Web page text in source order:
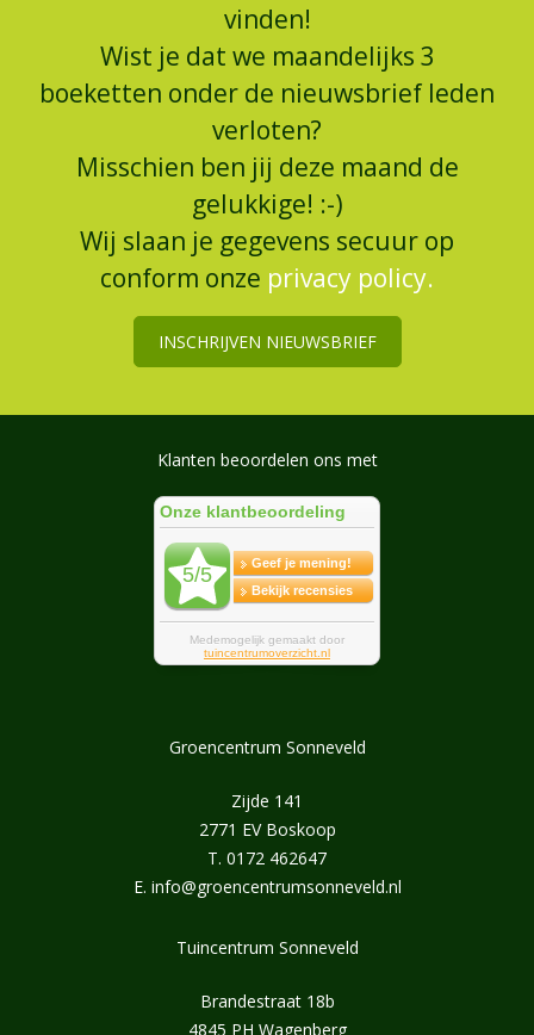
vinden!
Wist je dat we maandelijks 3
boeketten onder de nieuwsbrief leden
verloten?
Misschien ben jij deze maand de
gelukkige! :-)
Wij slaan je gegevens secuur op
conform onze privacy policy.
INSCHRIJVEN NIEUWSBRIEF
Klanten beoordelen ons met
Groencentrum Sonneveld
Zijde 141
2771 EV Boskoop
T. 0172 462647
E. info@groencentrumsonneveld.nl
Tuincentrum Sonneveld
Brandestraat 18b
4845 PH Wagenberg